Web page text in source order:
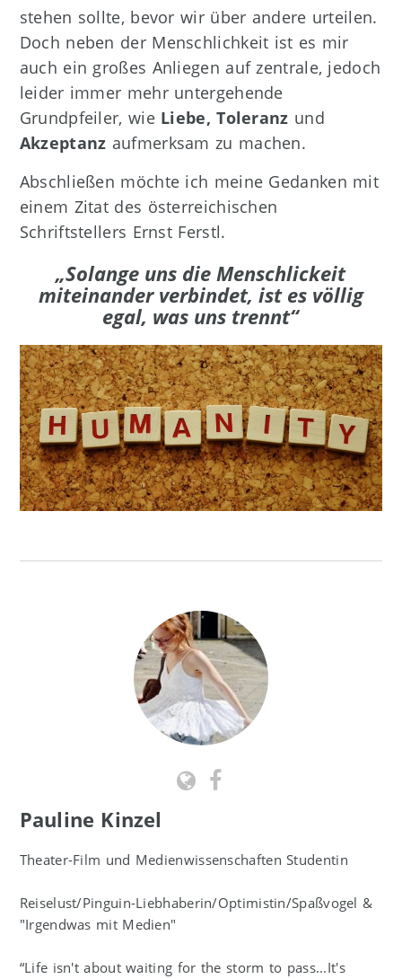
stehen sollte, bevor wir über andere urteilen.
Doch neben der Menschlichkeit ist es mir
auch ein großes Anliegen auf zentrale, jedoch
leider immer mehr untergehende
Grundpfeiler, wie Liebe, Toleranz und
Akzeptanz aufmerksam zu machen.
Abschließen möchte ich meine Gedanken mit
einem Zitat des österreichischen
Schriftstellers Ernst Ferstl.
„Solange uns die Menschlickeit
miteinander verbindet, ist es völlig
egal, was uns trennt“
Pauline Kinzel
Theater-Film und Medienwissenschaften Studentin
Reiselust/Pinguin-Liebhaberin/Optimistin/Spaßvogel &
"Irgendwas mit Medien"
“Life isn't about waiting for the storm to pass...It's